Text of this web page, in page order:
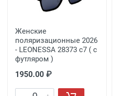
Женские
поляризационные 2026
- LEONESSA 28373 с7 ( с
футляром )
1950.00 ₽